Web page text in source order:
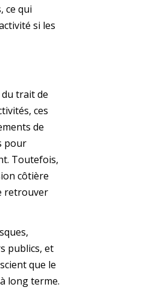
ce qui
si les
trait de
ces
de
pour
Toutefois,
côtière
retrouver
publics, et
que le
long terme.